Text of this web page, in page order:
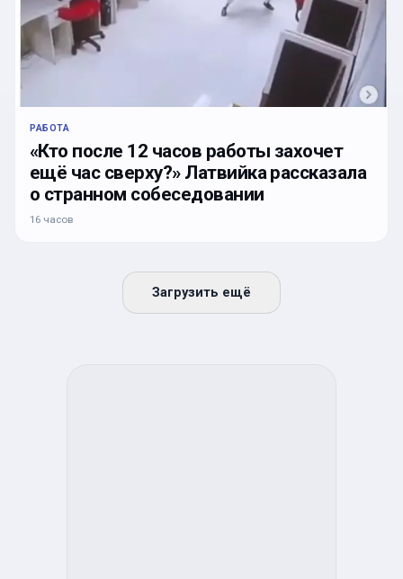
РАБОТА
«Кто после 12 часов работы захочет
ещё час сверху?» Латвийка рассказала
о странном собеседовании
16 часов
Загрузить ещё